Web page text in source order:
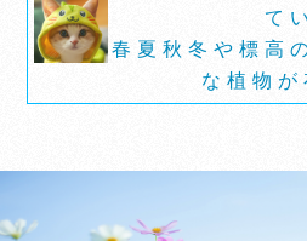
て
春夏秋冬や標高
な植物が